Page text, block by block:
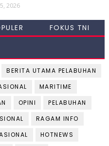
2026
FOKUS TNI
BERITA UTAMA PELABUHAN
MARITIME
OPINI
PELABUHAN
RAGAM INFO
HOTNEWS